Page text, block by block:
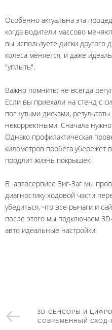
Особенно актуальна эта
когда водители массово
вы используете диски другого
колеса меняется, и даже
"уплыть".
Важно помнить: не всегда
Если вы приехали на стенд с
погнутыми дисками,
некорректными. Сначала
Однако профилактическая
километров пробега
продлит жизнь покрышек .
В автосервисе Зиг-Заг мы
диагностику ходовой части
убедиться, что все рычаги и
после этого мы подключаем
авто идеальные настройки.
3D-СЕНСОРЫ И
СОВРЕМЕННЫЙ СХОД-